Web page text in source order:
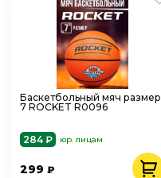
Баскетбольный мяч размер
7 ROCKET R0096
284 ₽ юр. лицам
299 ₽